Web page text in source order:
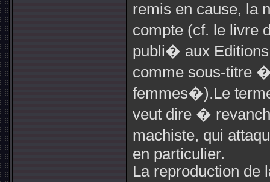
remis en cause, la
compte (cf. le livre
publi� aux
comme sous-titre
femmes�).Le
veut dire �
machiste, qui
en particulier.
La reproduction de